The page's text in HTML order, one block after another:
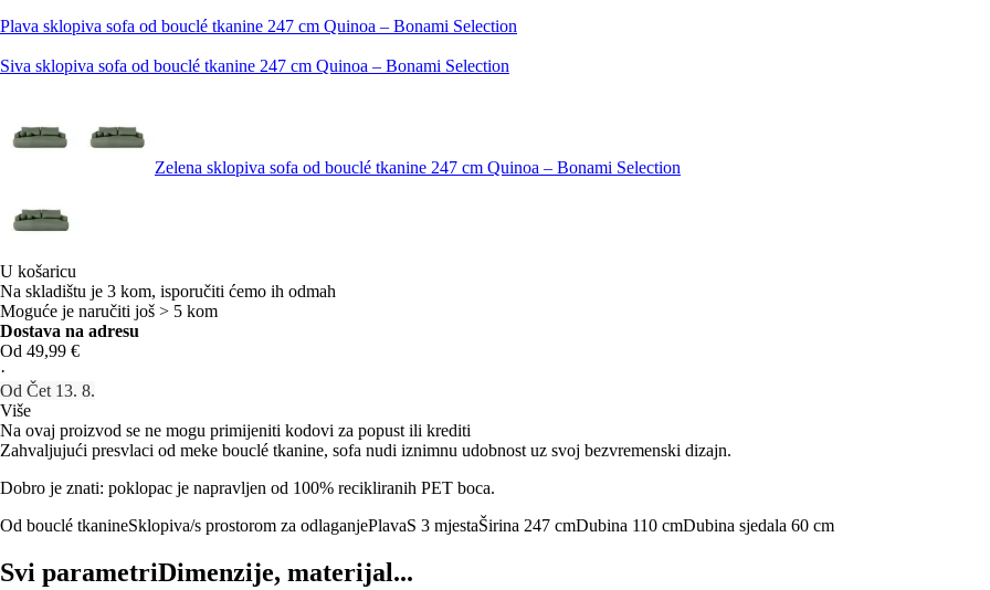
Plava sklopiva sofa od bouclé tkanine 247 cm Quinoa – Bonami Selection
Siva sklopiva sofa od bouclé tkanine 247 cm Quinoa – Bonami Selection
Zelena sklopiva sofa od bouclé tkanine 247 cm Quinoa – Bonami Selection
U košaricu
Na skladištu je 3 kom, isporučiti ćemo ih odmah
Moguće je naručiti još > 5 kom
Dostava na adresu
Od 49,99 €
·
Od Čet 13. 8.
Više
Na ovaj proizvod se ne mogu primijeniti kodovi za popust ili krediti
Zahvaljujući presvlaci od meke bouclé tkanine, sofa nudi iznimnu udobnost uz svoj bezvremenski dizajn.
Dobro je znati: poklopac je napravljen od 100% recikliranih PET boca.
Od bouclé tkanineSklopiva/s prostorom za odlaganjePlavaS 3 mjestaŠirina 247 cmDubina 110 cmDubina sjedala 60 cm
Svi parametriDimenzije, materijal...